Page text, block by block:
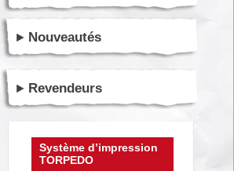
Nouveautés
Revendeurs
Système d’impression
TORPEDO